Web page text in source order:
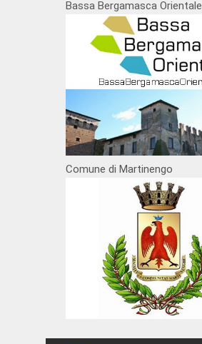
Bassa Bergamasca Orientale
Comune di Martinengo